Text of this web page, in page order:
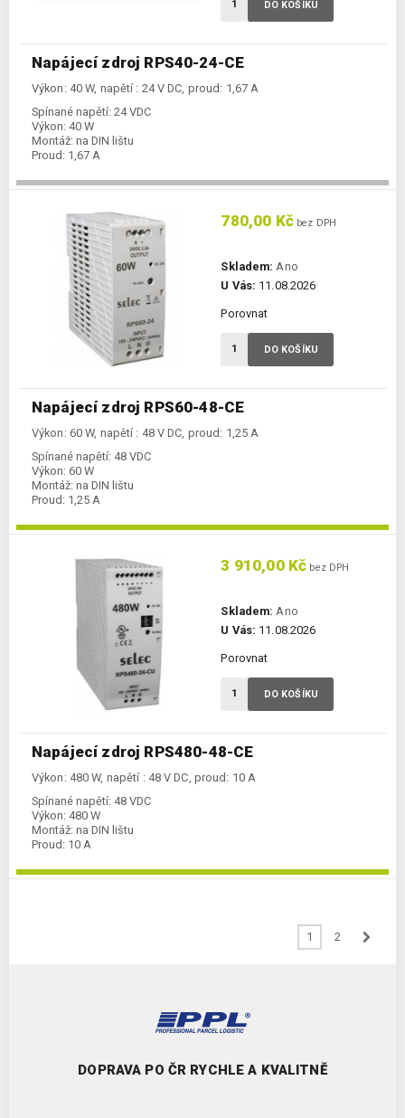
Napájecí zdroj RPS40-24-CE
Výkon: 40 W, napětí : 24 V DC, proud: 1,67 A
Spínané napětí: 24 VDC
Výkon: 40 W
Montáž: na DIN lištu
Proud: 1,67 A
DO KOŠÍKU
Napájecí zdroj RPS60-48-CE
Výkon: 60 W, napětí : 48 V DC, proud: 1,25 A
Spínané napětí: 48 VDC
Výkon: 60 W
Montáž: na DIN lištu
Proud: 1,25 A
780,00 Kč bez DPH
Skladem: Ano
U Vás: 11.08.2026
Porovnat
DO KOŠÍKU
Napájecí zdroj RPS480-48-CE
Výkon: 480 W, napětí : 48 V DC, proud: 10 A
Spínané napětí: 48 VDC
Výkon: 480 W
Montáž: na DIN lištu
Proud: 10 A
3 910,00 Kč bez DPH
Skladem: Ano
U Vás: 11.08.2026
Porovnat
DO KOŠÍKU
1 2
DOPRAVA PO ČR RYCHLE A KVALITNĚ